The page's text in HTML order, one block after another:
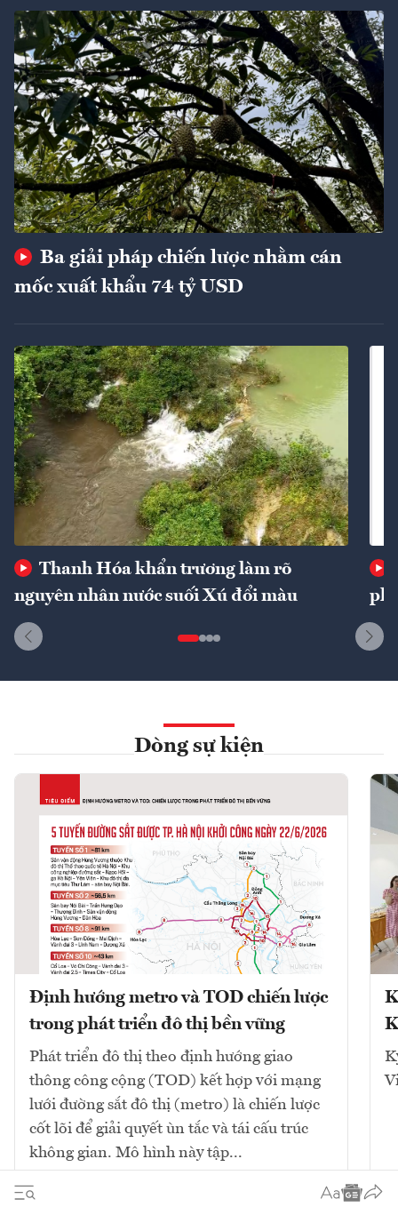
Ba giải pháp chiến lược nhằm cán
mốc xuất khẩu 74 tỷ USD
Thanh Hóa khẩn trương làm rõ
nguyên nhân nước suối Xú đổi màu
phí
Dòng sự kiện
Định hướng metro và TOD chiến lược
trong phát triển đô thị bền vững
Phát triển đô thị theo định hướng giao
thông công cộng (TOD) kết hợp với mạng
lưới đường sắt đô thị (metro) là chiến lược
cốt lõi để giải quyết ùn tắc và tái cấu trúc
không gian. Mô hình này tập...
10